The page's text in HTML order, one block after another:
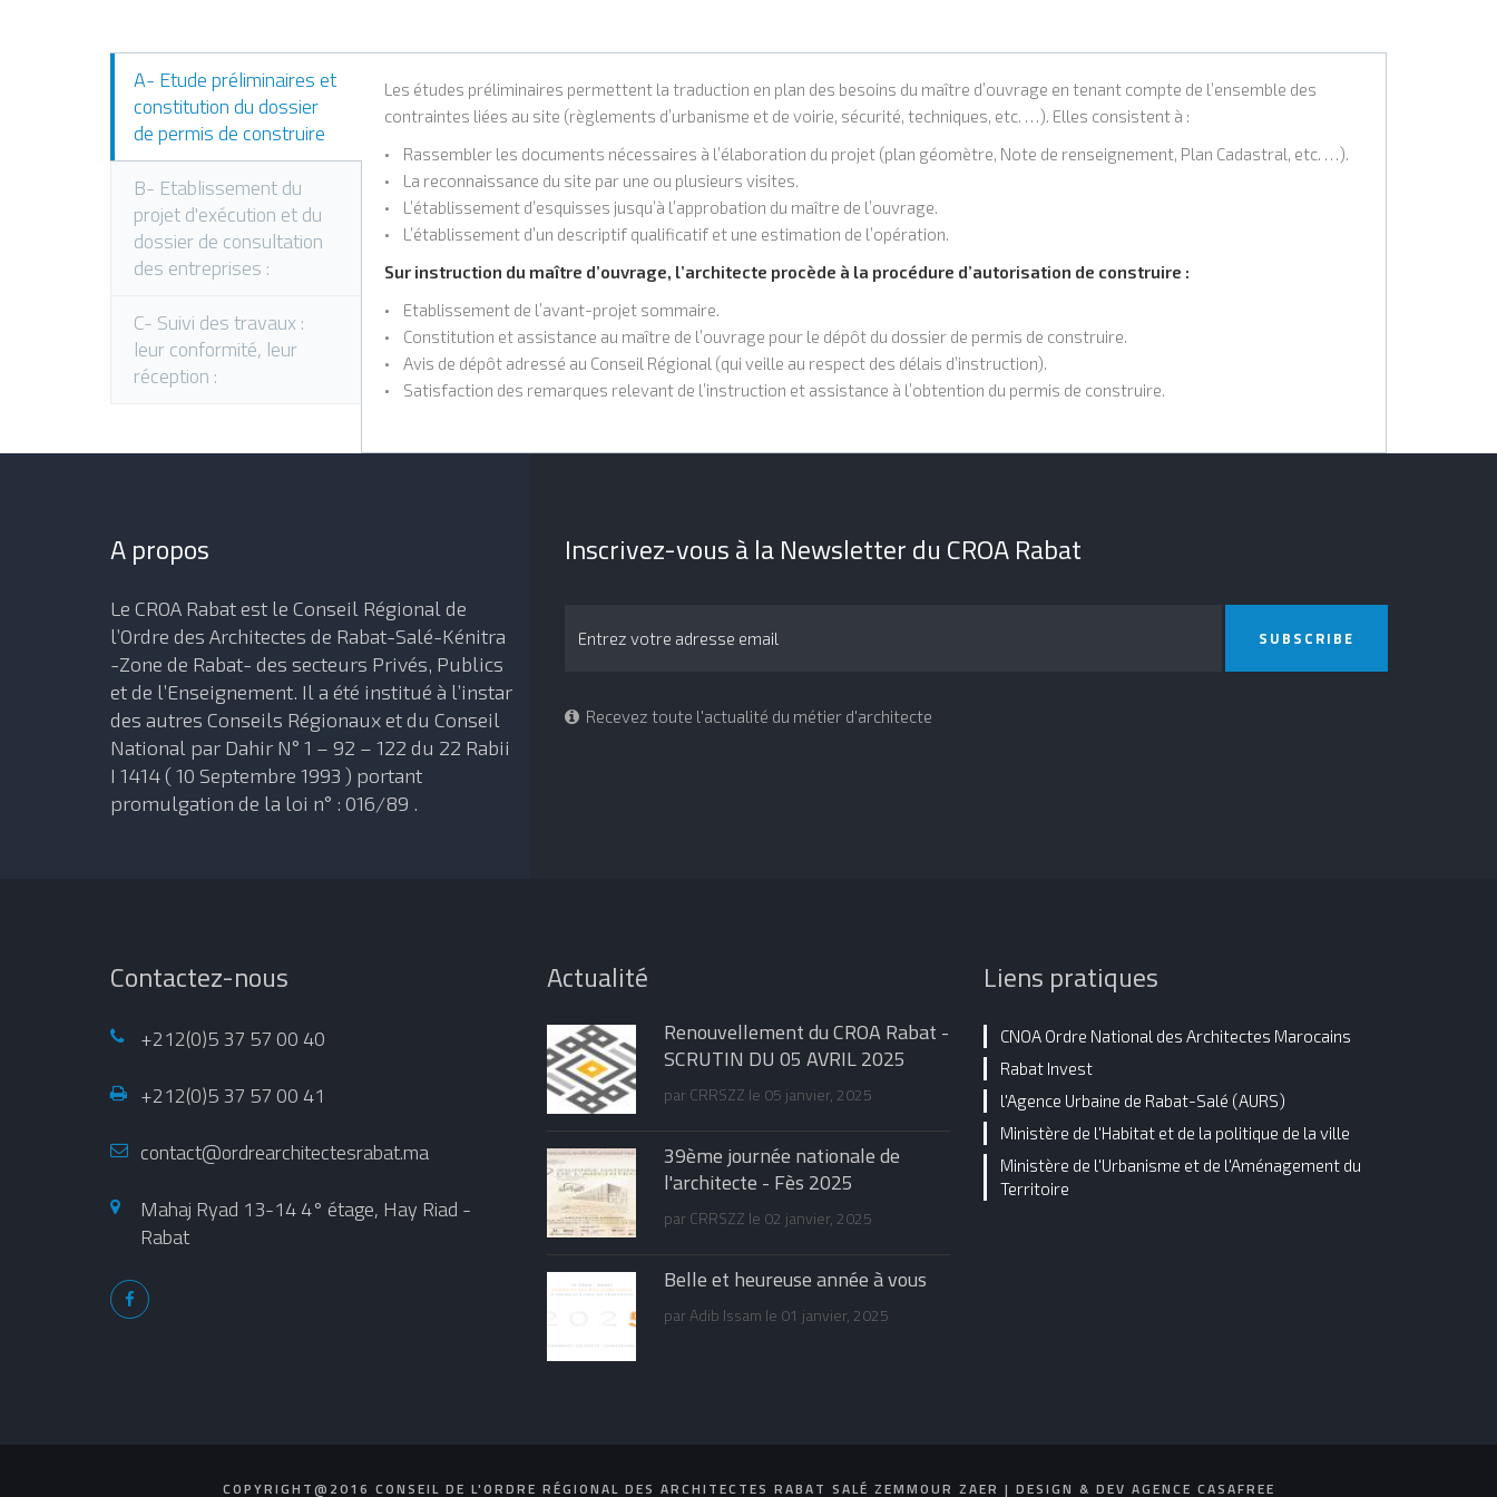
A- Etude préliminaires et
constitution du dossier
de permis de construire
B- Etablissement du
projet d'exécution et du
dossier de consultation
des entreprises :
C- Suivi des travaux :
leur conformité, leur
réception :
Les études préliminaires permettent la traduction en plan des besoins du maître d’ouvrage en tenant compte de l’ensemble des
contraintes liées au site (règlements d’urbanisme et de voirie, sécurité, techniques, etc. …). Elles consistent à :
• Rassembler les documents nécessaires à l’élaboration du projet (plan géomètre, Note de renseignement, Plan Cadastral, etc. …).
• La reconnaissance du site par une ou plusieurs visites.
• L’établissement d’esquisses jusqu’à l’approbation du maître de l’ouvrage.
• L’établissement d’un descriptif qualificatif et une estimation de l’opération.
Sur instruction du maître d’ouvrage, l’architecte procède à la procédure d’autorisation de construire :
• Etablissement de l’avant-projet sommaire.
• Constitution et assistance au maître de l’ouvrage pour le dépôt du dossier de permis de construire.
• Avis de dépôt adressé au Conseil Régional (qui veille au respect des délais d’instruction).
• Satisfaction des remarques relevant de l’instruction et assistance à l’obtention du permis de construire.
A propos
Le CROA Rabat est le Conseil Régional de
l’Ordre des Architectes de Rabat-Salé-Kénitra
-Zone de Rabat- des secteurs Privés, Publics
et de l’Enseignement. Il a été institué à l’instar
des autres Conseils Régionaux et du Conseil
National par Dahir N° 1 – 92 – 122 du 22 Rabii
I 1414 ( 10 Septembre 1993 ) portant
promulgation de la loi n° : 016/89 .
Inscrivez-vous à la Newsletter du CROA Rabat
SUBSCRIBE
Recevez toute l'actualité du métier d'architecte
Contactez-nous
+212(0)5 37 57 00 40
+212(0)5 37 57 00 41
contact@ordrearchitectesrabat.ma
Mahaj Ryad 13-14 4° étage, Hay Riad -
Rabat
Actualité
Renouvellement du CROA Rabat -
SCRUTIN DU 05 AVRIL 2025
parCRRSZZ le 05 janvier, 2025
39ème journée nationale de
l'architecte - Fès 2025
parCRRSZZ le 02 janvier, 2025
Belle et heureuse année à vous
parAdib Issam le 01 janvier, 2025
Liens pratiques
CNOA Ordre National des Architectes Marocains
Rabat Invest
l'Agence Urbaine de Rabat-Salé (AURS)
Ministère de l'Habitat et de la politique de la ville
Ministère de l'Urbanisme et de l'Aménagement du
Territoire
COPYRIGHT@2016 CONSEIL DE L'ORDRE RÉGIONAL DES ARCHITECTES RABAT SALÉ ZEMMOUR ZAER | DESIGN & DEV AGENCE CASAFREE